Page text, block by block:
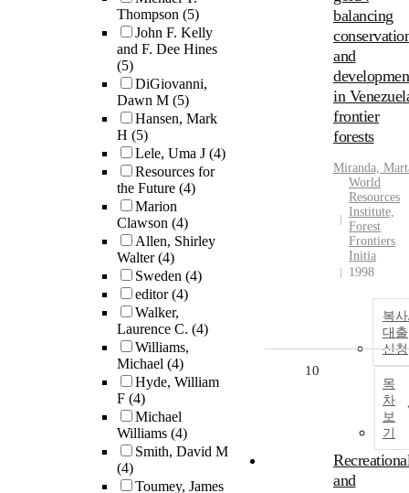
Thompson (5)
John F. Kelly
and F. Dee Hines
(5)
DiGiovanni,
Dawn M (5)
Hansen, Mark
H (5)
Lele, Uma J (4)
Resources for
the Future (4)
Marion
Clawson (4)
Allen, Shirley
Walter(4)
Sweden (4)
editor(4)
Walker,
Laurence C. (4)
Williams,
Michael (4)
Hyde, William
F (4)
Michael
Williams (4)
Smith, David M
(4)
Toumey, James
balancing
and
in
frontier
forests
Miranda,
World
Resources
Institute,
Forest
Frontiers
Initia
1998
복
대출
신청
목
차
보
기
10
and